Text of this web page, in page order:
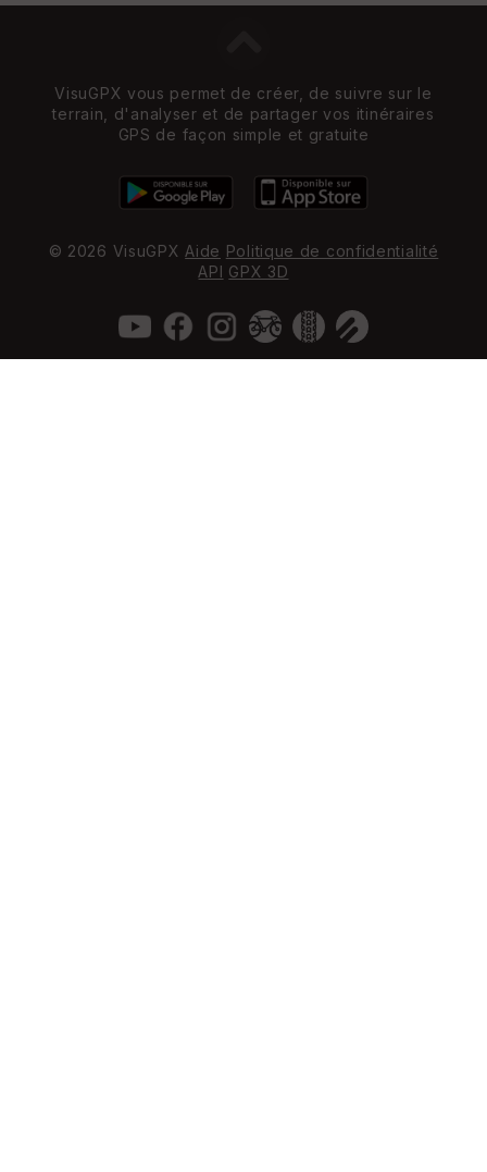
VisuGPX vous permet de créer, de suivre sur le
terrain, d'analyser et de partager vos itinéraires
GPS de façon simple et gratuite
© 2026 VisuGPX Aide Politique de confidentialité
API GPX 3D